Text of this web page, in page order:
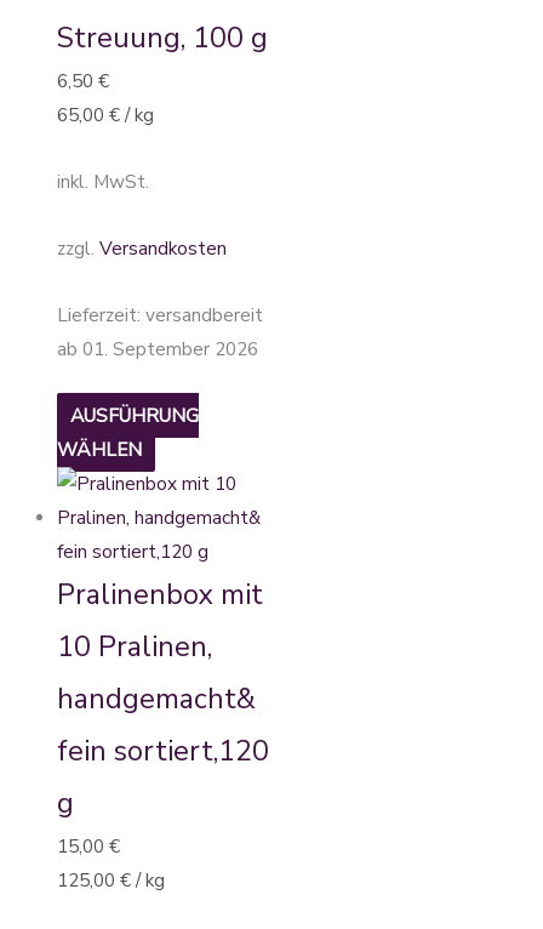
Streuung, 100 g
6,50 €
65,00 €/kg
inkl. MwSt.
zzgl. Versandkosten
Lieferzeit: versandbereit
ab 01. September 2026
AUSFÜHRUNG
WÄHLEN
Pralinenbox mit
10 Pralinen,
handgemacht&
fein sortiert,120
g
15,00 €
125,00 €/kg